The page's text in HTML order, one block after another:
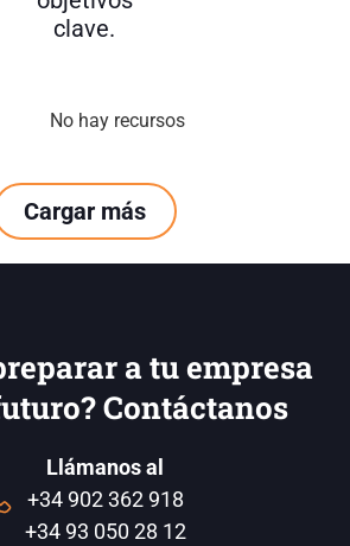
clave.
No hay recursos
Cargar más
a tu empresa
Contáctanos
Llámanos al
+34 902 362 918
+34 93 050 28 12